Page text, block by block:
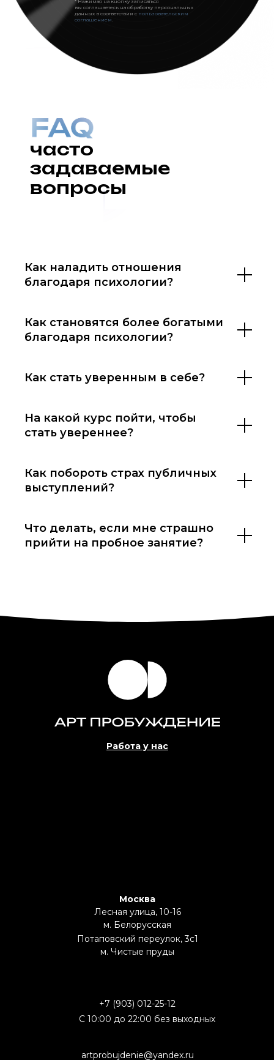
* Нажимая на кнопку записаться
вы соглашаетесь на обработку персональных
данных в соответствии с пользовательским
соглашением.
Как наладить отношения
благодаря психологии?
Как становятся более богатыми
благодаря психологии?
Как стать уверенным в себе?
На какой курс пойти, чтобы
стать увереннее?
Как побороть страх публичных
выступлений?
Что делать, если мне страшно
прийти на пробное занятие?
С 10:00 до 22:00 без выходных
+7 (903) 012-25-12
Москва
Лесная улица, 10-16
м. Белорусская
Работа у нас
artprobujdenie@yandex.ru
Потаповский переулок, 3с1
м. Чистые пруды